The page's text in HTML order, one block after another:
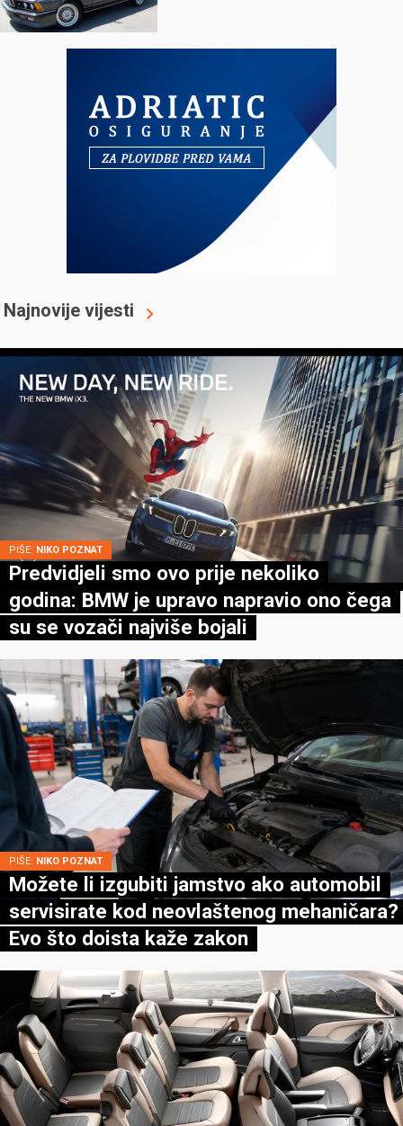
Najnovije vijesti
PIŠE: NIKO POZNAT
Predvidjeli smo ovo prije nekoliko
godina: BMW je upravo napravio ono čega
su se vozači najviše bojali
PIŠE: NIKO POZNAT
Možete li izgubiti jamstvo ako automobil
servisirate kod neovlaštenog mehaničara?
Evo što doista kaže zakon